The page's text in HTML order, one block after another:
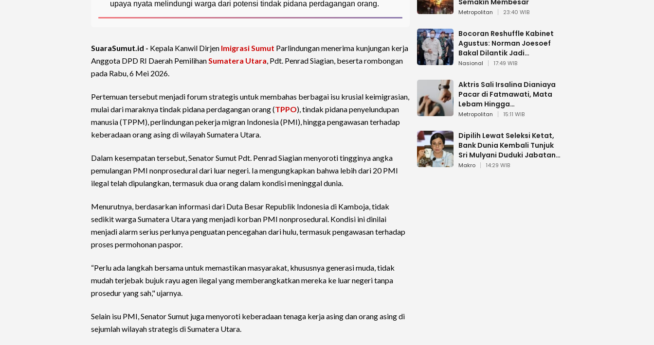
upaya nyata melindungi warga dari potensi tindak pidana perdagangan orang.
SuaraSumut.id - Kepala Kanwil Dirjen Imigrasi Sumut Parlindungan menerima kunjungan kerja
Anggota DPD RI Daerah PemilihanSumatera Utara, Pdt. Penrad Siagian, beserta rombongan
pada Rabu, 6 Mei 2026.
Pertemuan tersebut menjadi forum strategis untuk membahas berbagai isu krusial keimigrasian,
mulai dari maraknya tindak pidana perdagangan orang (TPPO), tindak pidana penyelundupan
manusia (TPPM), perlindungan pekerja migran Indonesia (PMI), hingga pengawasan terhadap
keberadaan orang asing di wilayah Sumatera Utara.
Dalam kesempatan tersebut, Senator Sumut Pdt. Penrad Siagian menyoroti tingginya angka
pemulangan PMI nonprosedural dari luar negeri. Ia mengungkapkan bahwa lebih dari 20 PMI
ilegal telah dipulangkan, termasuk dua orang dalam kondisi meninggal dunia.
Menurutnya, berdasarkan informasi dari Duta Besar Republik Indonesia di Kamboja, tidak
sedikit warga Sumatera Utara yang menjadi korban PMI nonprosedural. Kondisi ini dinilai
menjadi alarm serius perlunya penguatan pencegahan dari hulu, termasuk pengawasan terhadap
proses permohonan paspor.
“Perlu ada langkah bersama untuk memastikan masyarakat, khususnya generasi muda, tidak
mudah terjebak bujuk rayu agen ilegal yang memberangkatkan mereka ke luar negeri tanpa
prosedur yang sah," ujarnya.
Selain isu PMI, Senator Sumut juga menyoroti keberadaan tenaga kerja asing dan orang asing di
sejumlah wilayah strategis di Sumatera Utara.
Semakin Membesar
Metropolitan 23:40 WIB
Bocoran Reshuffle Kabinet
Agustus: Norman Joesoef
Bakal Dilantik Jadi
Wamenhan RI
Nasional 17:49 WIB
Aktris Sali Irsalina Dianiaya
Pacar di Fatmawati, Mata
Lebam Hingga
Diselamatkan Polantas
Metropolitan 15:11 WIB
Dipilih Lewat Seleksi Ketat,
Bank Dunia Kembali Tunjuk
Sri Mulyani Duduki Jabatan
Strategis
Makro 14:29 WIB